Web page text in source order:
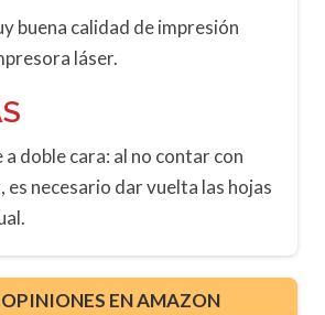
buena calidad de impresión
láser.
doble cara: al no contar con
es necesario dar vuelta las hojas
EN AMAZON